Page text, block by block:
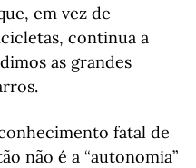
em vez de
continua a
as grandes
fatal de
não é a “autonomia”